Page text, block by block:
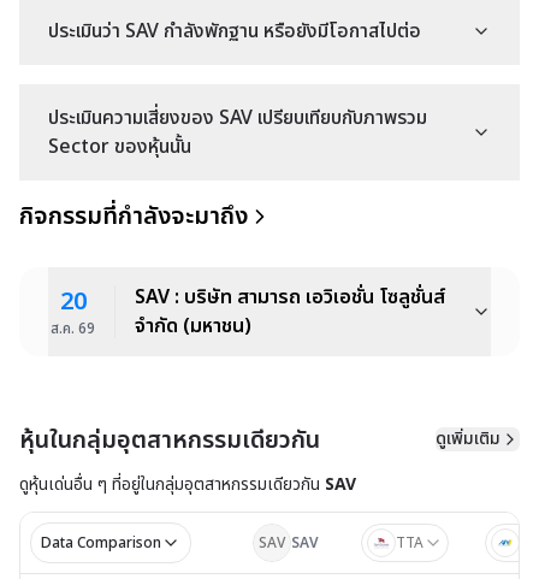
ประเมินว่า SAV กำลังพักฐาน หรือยังมีโอกาสไปต่อ
ประเมินความเสี่ยงของ SAV เปรียบเทียบกับภาพรวม
Sector ของหุ้นนั้น
กิจกรรมที่กำลังจะมาถึง
20
ส.ค. 69
SAV : บริษัท สามารถ เอวิเอชั่น โซลูชั่นส์
จำกัด (มหาชน)
หุ้นในกลุ่มอุตสาหกรรมเดียวกัน
ดูเพิ่มเติม
ดูหุ้นเด่นอื่น ๆ ที่อยู่ในกลุ่มอุตสาหกรรมเดียวกัน SAV
Data Comparison SAV SAV TTA